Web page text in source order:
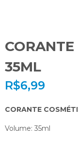
CORANTE
35ML
R$6,99
CORANTE
Volume: 35ml